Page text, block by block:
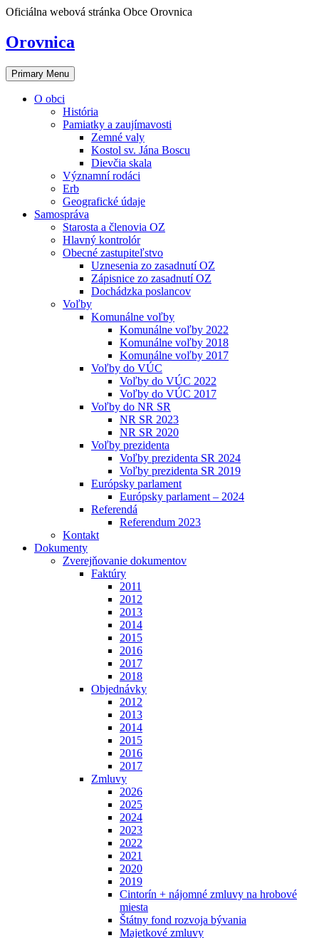
Skip
content
Oficiálna webová stránka Obce Orovnica
Orovnica
Primary Menu
O obci
História
Pamiatky a zaujímavosti
Zemné valy
Kostol sv. Jána Boscu
Dievčia skala
Významní rodáci
Erb
Geografické údaje
Samospráva
Starosta a členovia OZ
Hlavný kontrolór
Obecné zastupiteľstvo
Uznesenia zo zasadnutí OZ
Zápisnice zo zasadnutí OZ
Dochádzka poslancov
Voľby
Komunálne voľby
Komunálne voľby 2022
Komunálne voľby 2018
Komunálne voľby 2017
Voľby do VÚC
Voľby do VÚC 2022
Voľby do VÚC 2017
Voľby do NR SR
NR SR 2023
NR SR 2020
Voľby prezidenta
Voľby prezidenta SR 2024
Voľby prezidenta SR 2019
Európsky parlament
Európsky parlament – 2024
Referendá
Referendum 2023
Kontakt
Dokumenty
Zverejňovanie dokumentov
Faktúry
2011
2012
2013
2014
2015
2016
2017
2018
Objednávky
2012
2013
2014
2015
2016
2017
Zmluvy
2026
2025
2024
2023
2022
2021
2020
2019
Cintorín + nájomné zmluvy na hrobové
miesta
Štátny fond rozvoja bývania
Majetkové zmluvy